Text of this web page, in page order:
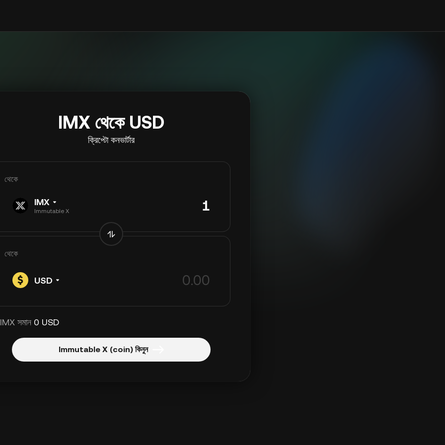
IMX থেকে USD
ক্রিপ্টো কনভার্টার
থেকে
IMX
Immutable X
থেকে
USD
সমান 0 USD
Immutable X (coin) কিনুন